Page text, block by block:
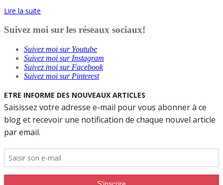
Lire la suite
Suivez moi sur les réseaux sociaux!
Suivez moi sur Youtube
Suivez moi sur Instagram
Suivez moi sur Facebook
Suivez moi sur Pinterest